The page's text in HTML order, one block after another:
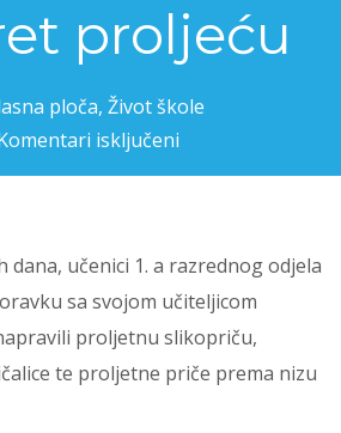
proljeću
ploča, Život škole
isključeni
dana, učenici 1. a razrednog odjela
sa svojom učiteljicom
proljetnu slikopriču,
te proljetne priče prema nizu